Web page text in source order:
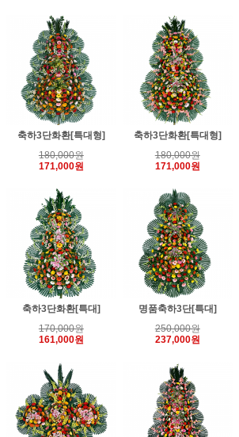
축하3단화환[특대형]
180,000원
171,000원
축하3단화환[특대형]
180,000원
171,000원
축하3단화환[특대]
170,000원
161,000원
명품축하3단[특대]
250,000원
237,000원